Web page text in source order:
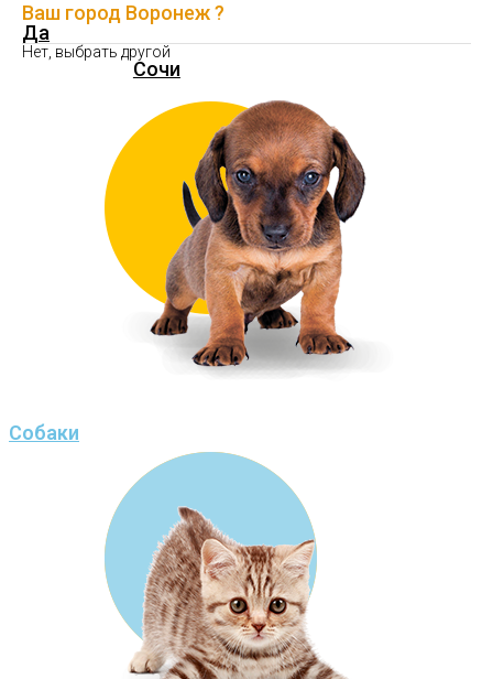
Ваш город Воронеж ?
Да
Нет, выбрать другой
Сочи
Собаки